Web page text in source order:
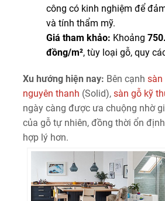
công có kinh nghiệm để
và tính thẩm mỹ.
Giá tham khảo: Khoảng
đồng/m², tùy loại gỗ, quy
Xu hướng hiện nay: Bên cạnh sàn
nguyên thanh (Solid), sàn gỗ kỹ
ngày càng được ưa chuộng nhờ
của gỗ tự nhiên, đồng thời ổn
hợp lý hơn.